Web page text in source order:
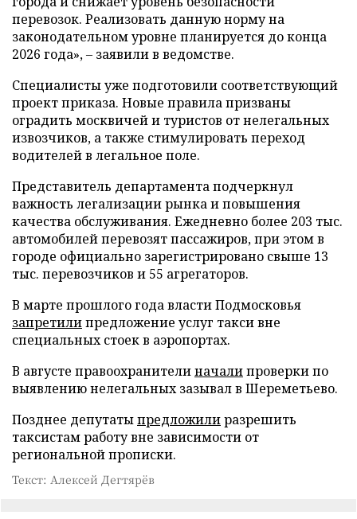
перевозок. Реализовать данную норму на
законодательном уровне планируется до конца
2026 года», – заявили в ведомстве.
Специалисты уже подготовили соответствующий
проект приказа. Новые правила призваны
оградить москвичей и туристов от нелегальных
извозчиков, а также стимулировать переход
водителей в легальное поле.
Представитель департамента подчеркнул
важность легализации рынка и повышения
качества обслуживания. Ежедневно более 203 тыс.
автомобилей перевозят пассажиров, при этом в
городе официально зарегистрировано свыше 13
тыс. перевозчиков и 55 агрегаторов.
В марте прошлого года власти Подмосковья
запретилипредложение услуг такси вне
специальных стоек в аэропортах.
В августе правоохранителиначалипроверки по
выявлению нелегальных зазывал в Шереметьево.
Позднее депутатыпредложилиразрешить
таксистам работу вне зависимости от
региональной прописки.
Текст: Алексей Дегтярёв